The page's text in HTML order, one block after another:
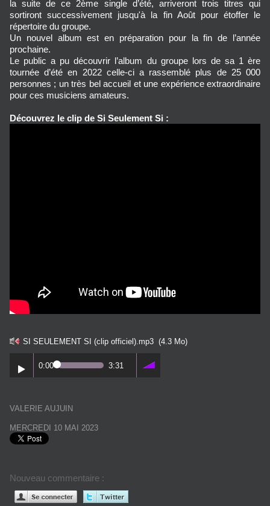
la suite de ce 2ème single d’été, arriveront trois titres qui
sortiront successivement jusqu'à la fin Août pour étoffer le
répertoire du groupe.
Un nouvel album est en préparation pour la fin de l’année
prochaine.
Le public a pu découvrir l’album du groupe lors de sa 1 ère
tournée d’été en 2022 celle-ci a rassemblé plus de 25 000
personnes ; un très bel accueil et une expérience extraordinaire
pour ces musiciens amateurs.
Découvrez le clip de Si Seulement Si :
SI SEULEMENT SI (clip officiel).mp3 (4.3 Mo)
0:00 3:31
VALERIE AUJUIN
MERCREDI 10 MAI 2023
Nouveau commentaire :